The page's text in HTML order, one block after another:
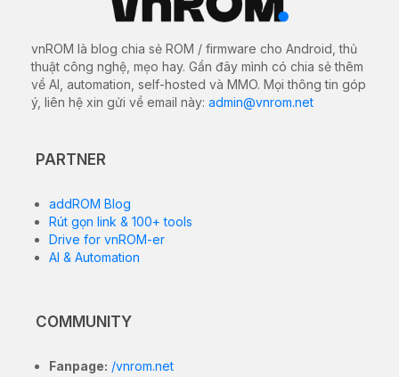
(Tổng hợp) ROM / firmware stock cho Motorola Moto
G10 / G10 Power (capri)
DOWNLOAD: